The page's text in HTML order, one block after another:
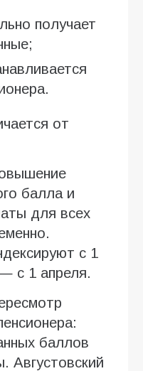
получает
от
балла и
для всех
с 1
с 1 апреля.
баллов
Августовский